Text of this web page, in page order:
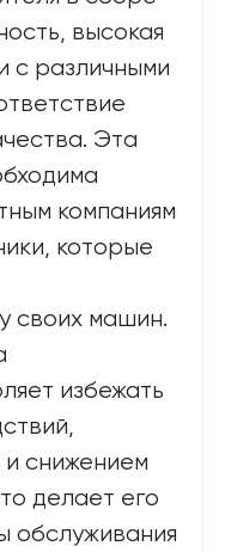
высокая
с различными
Эта
компаниям
которые
своих машин.
избежать
и снижением
делает его
обслуживания